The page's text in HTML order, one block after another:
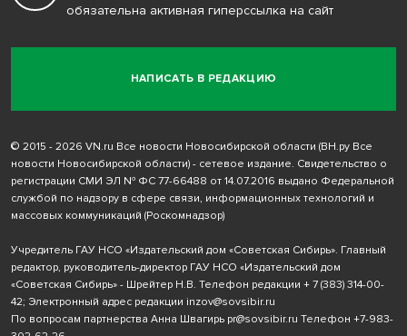
НАПИСАТЬ В РЕДАКЦИЮ
обязательна активная гиперссылка на сайт
© 2015 - 2026 VN.ru Все новости Новосибирской области (ВН.ру Все
новости Новосибирской области) - сетевое издание. Свидетельство о
регистрации СМИ ЭЛ № ФС 77-66488 от 14.07.2016 выдано Федеральной
службой по надзору в сфере связи, информационных технологий и
массовых коммуникаций (Роскомнадзор)
Учредитель ГАУ НСО «Издательский дом «Советская Сибирь». Главный
редактор, руководитель-директор ГАУ НСО «Издательский дом
«Советская Сибирь» - Шрейтер Н.В. Телефон редакции + 7 (383) 314-00-
42; Электронный адрес редакции inzov@sovsibir.ru
По вопросам партнерства Анна Швагирь pr@sovsibir.ru Телефон +7-983-